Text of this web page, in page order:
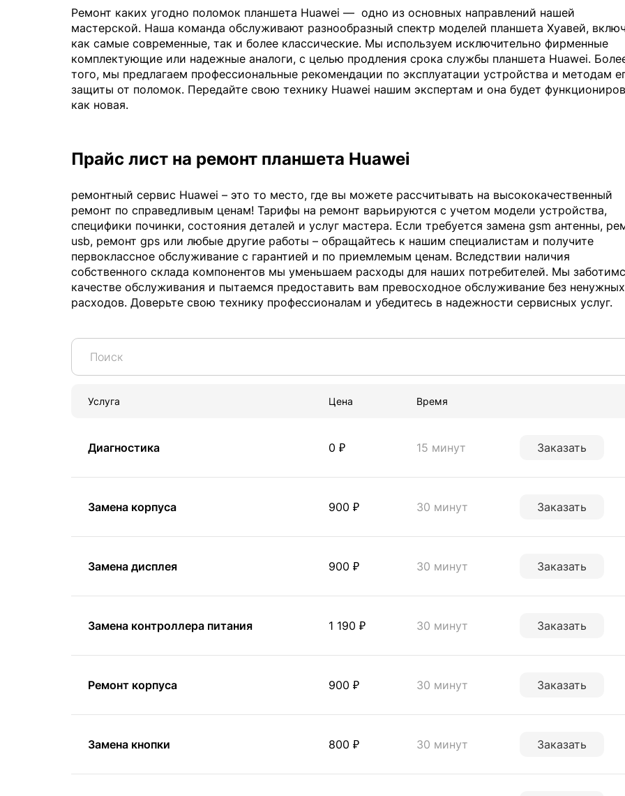
Ремонт каких угодно поломок планшета Huawei — одно из основных направлений нашей
мастерской. Наша команда обслуживают разнообразный спектр моделей планшета Хуавей,
как самые современные, так и более классические. Мы используем исключительно фирменные
комплектующие или надежные аналоги, с целью продления срока службы планшета Huawei.
того, мы предлагаем профессиональные рекомендации по эксплуатации устройства и методам
защиты от поломок. Передайте свою технику Huawei нашим экспертам и она будет
как новая.
Прайс лист на ремонт планшета Huawei
ремонтный сервис Huawei – это то место, где вы можете рассчитывать на высококачественный
ремонт по справедливым ценам! Тарифы на ремонт варьируются с учетом модели устройства,
специфики починки, состояния деталей и услуг мастера. Если требуется замена gsm антенны,
usb, ремонт gps или любые другие работы – обращайтесь к нашим специалистам и получите
первоклассное обслуживание с гарантией и по приемлемым ценам. Вследствии наличия
собственного склада компонентов мы уменьшаем расходы для наших потребителей. Мы
качестве обслуживания и пытаемся предоставить вам превосходное обслуживание без ненужных
расходов. Доверьте свою технику профессионалам и убедитесь в надежности сервисных услуг.
Услуга Цена Время
Диагностика 0 ₽ 15 минут Заказать
Замена корпуса 900 ₽ 30 минут Заказать
Замена дисплея 900 ₽ 30 минут Заказать
Замена контроллера питания 1 190 ₽ 30 минут Заказать
Ремонт корпуса 900 ₽ 30 минут Заказать
Замена кнопки 800 ₽ 30 минут Заказать